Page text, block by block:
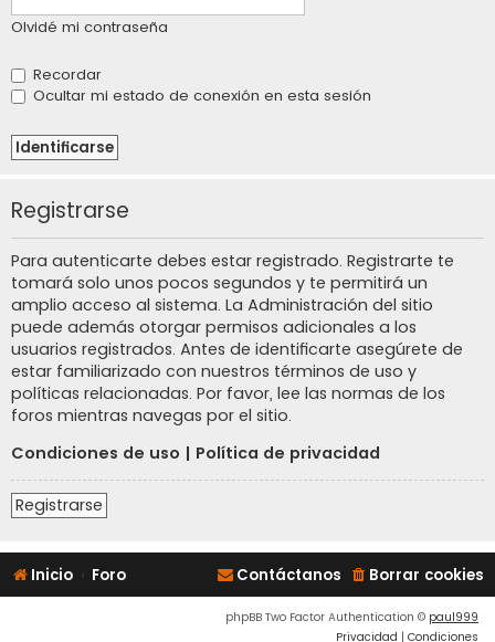
Olvidé mi contraseña
Recordar
Ocultar mi estado de conexión en esta sesión
Registrarse
Para autenticarte debes estar registrado. Registrarte te
tomará solo unos pocos segundos y te permitirá un
amplio acceso al sistema. La Administración del sitio
puede además otorgar permisos adicionales a los
usuarios registrados. Antes de identificarte asegúrete de
estar familiarizado con nuestros términos de uso y
políticas relacionadas. Por favor, lee las normas de los
foros mientras navegas por el sitio.
Condiciones de uso | Política de privacidad
Registrarse
Inicio Foro Borrar cookies
Contáctanos
phpBB Two Factor Authentication © paul999
Privacidad | Condiciones